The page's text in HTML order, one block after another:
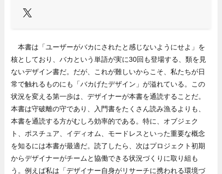
X
本書は「ユーザーがバカにされたと感じないようにせよ」を
核としており、バカという単語が実に30回も登場する、類を見
ないデザイン書だ。だが、これが難しいからこそ、私たちが日
常で触れるものにも「バカげたデザイン」が溢れている。この
状況を変える第一歩は、デザイナーが本書を通読することだ。
本書は守破離の守であり、入門書をたくさん読み漁るよりも、
本書を通読する方がむしろ効率的である。特に、オブジェク
ト、ポスチュア、イディオム、モードレスといった重要な概念
を知るには本書が最適だ。読了したら、次はプロジェクト初期
からデザイナーがチームと協働できる状況づくりに取り組も
う。例えば私は「デザイナー自身がリサーチに携われる環境づ